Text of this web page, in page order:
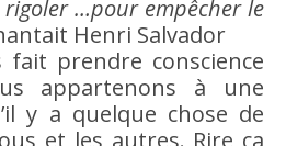
…pour empêcher le
Henri Salvador
fait prendre conscience
appartenons à une
y a quelque chose de
et les autres. Rire ça